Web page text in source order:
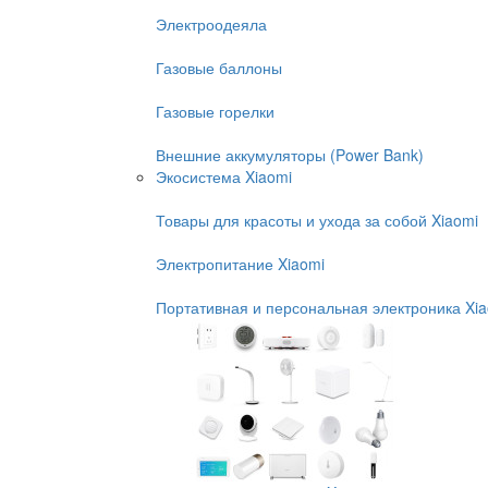
Электроодеяла
Газовые баллоны
Газовые горелки
Внешние аккумуляторы (Power Bank)
Экосистема Xiaomi
Товары для красоты и ухода за собой Xiaomi
Электропитание Xiaomi
Портативная и персональная электроника